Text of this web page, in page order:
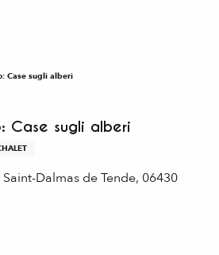
Case sugli alberi
Case sugli alberi
Dalmas de Tende, 06430
aux favoris